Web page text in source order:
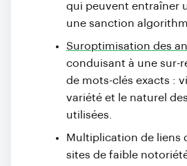
qui peuvent entraîner
une sanction
Suroptimisation des
conduisant à une sur-
de mots-clés exacts :
variété et le naturel
utilisées.
Multiplication de liens
sites de faible